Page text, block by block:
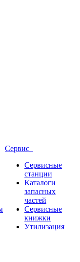
Сервис
Сервисные
станции
Каталоги
запасных
частей
Сервисные
книжки
Утилизация